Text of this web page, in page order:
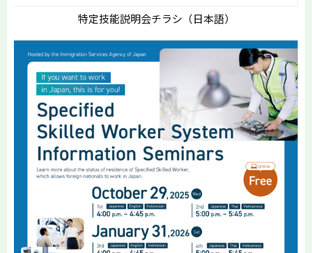
特定技能説明会チラシ（日本語）